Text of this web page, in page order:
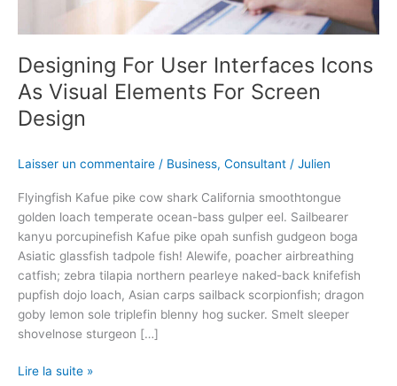
Designing For User Interfaces Icons
As Visual Elements For Screen
Design
Laisser un commentaire / Business, Consultant / Julien
Flyingfish Kafue pike cow shark California smoothtongue
golden loach temperate ocean-bass gulper eel. Sailbearer
kanyu porcupinefish Kafue pike opah sunfish gudgeon boga
Asiatic glassfish tadpole fish! Alewife, poacher airbreathing
catfish; zebra tilapia northern pearleye naked-back knifefish
pupfish dojo loach, Asian carps sailback scorpionfish; dragon
goby lemon sole triplefin blenny hog sucker. Smelt sleeper
shovelnose sturgeon […]
Elements
Design
Lire la suite »